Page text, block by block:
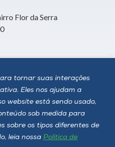
tornar suas interações
Eles nos ajudam a
website está sendo usado,
sob medida para
sobre os tipos diferentes de
leia nossa Política de
Flor da Serra